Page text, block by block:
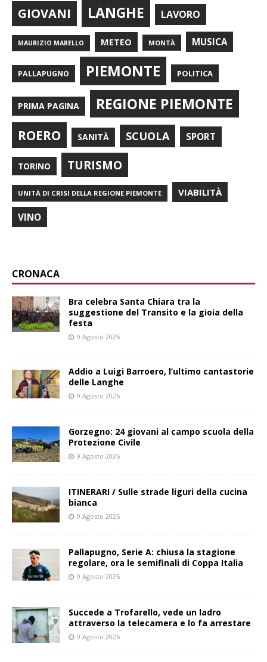
GIOVANI LANGHE LAVORO
MAURIZIO MARELLO METEO MONTÀ MUSICA
PALLAPUGNO PIEMONTE POLITICA
PRIMA PAGINA REGIONE PIEMONTE
ROERO SANITÀ SCUOLA SPORT
TORINO TURISMO
UNITÀ DI CRISI DELLA REGIONE PIEMONTE VIABILITÀ
VINO
CRONACA
Bra celebra Santa Chiara tra la
suggestione del Transito e la gioia della
festa
9 Agosto 2026
Addio a Luigi Barroero, l’ultimo cantastorie
delle Langhe
9 Agosto 2026
Gorzegno: 24 giovani al campo scuola della
Protezione Civile
9 Agosto 2026
ITINERARI / Sulle strade liguri della cucina
bianca
9 Agosto 2026
Pallapugno, Serie A: chiusa la stagione
regolare, ora le semifinali di Coppa Italia
9 Agosto 2026
Succede a Trofarello, vede un ladro
attraverso la telecamera e lo fa arrestare
9 Agosto 2026